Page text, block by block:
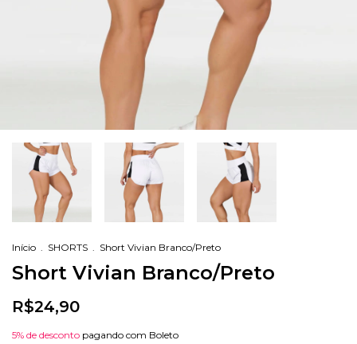
Início . SHORTS . Short Vivian Branco/Preto
Short Vivian Branco/Preto
R$24,90
5% de desconto pagando com Boleto